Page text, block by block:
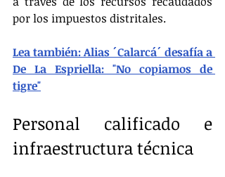
por los impuestos distritales.
Lea también: Alias ´Calarcá´ desafía a
De La Espriella: "No copiamos de
tigre"
Personal calificado e
infraestructura técnica